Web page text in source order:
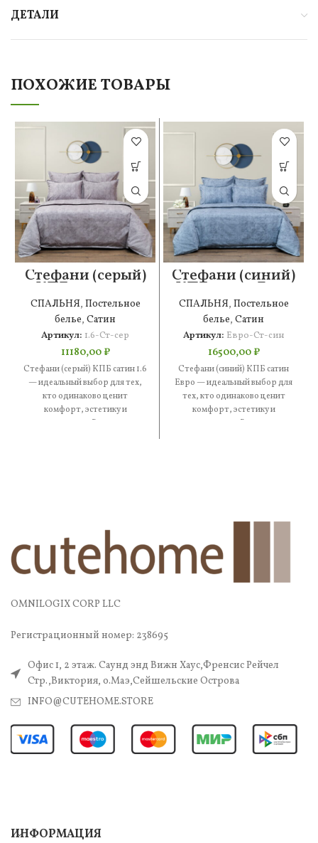
ДЕТАЛИ
ПОХОЖИЕ ТОВАРЫ
Стефани (серый)
КПБ сатин 1.6
СПАЛЬНЯ, Постельное
белье, Сатин
Артикул: 1.6-Ст-сер
11180,00₽
Стефани (серый) КПБ сатин 1.6
— идеальный выбор для тех,
кто одинаково ценит
комфорт, эстетику и
практичность. В составе —
Стефани (синий)
КПБ сатин Евро
СПАЛЬНЯ, Постельное
белье, Сатин
Артикул: Евро-Ст-син
16500,00₽
Стефани (синий) КПБ сатин
Евро — идеальный выбор для
тех, кто одинаково ценит
комфорт, эстетику и
практичность. В составе —
OMNILOGIX CORP LLC
Регистрационный номер: 238695
Офис 1, 2 этаж. Саунд энд Вижн Хаус,Френсис Рейчел
Стр.,Виктория, о.Маэ,Сейшельские Острова
INFO@CUTEHOME.STORE
ИНФОРМАЦИЯ